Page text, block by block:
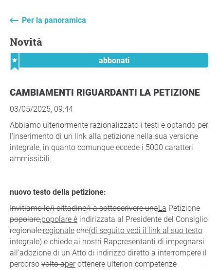
Per la panoramica
Novità
abbonati
CAMBIAMENTI RIGUARDANTI LA PETIZIONE
03/05/2025, 09:44
Abbiamo ulteriormente razionalizzato i testi e optando per
l'inserimento di un link alla petizione nella sua versione
integrale, in quanto comunque eccede i 5000 caratteri
ammissibili.
nuovo testo della petizione:
Invitiamo le/i cittadine/i a sottoscrivere unaLa Petizione
popolare,popolare è indirizzata al Presidente del Consiglio
regionale,regionale che(di seguito vedi il link al suo testo
integrale) e chiede ai nostri Rappresentanti di impegnarsi
all’adozione di un Atto di indirizzo diretto a interrompere il
percorso volto aperottenere ulteriori competenze